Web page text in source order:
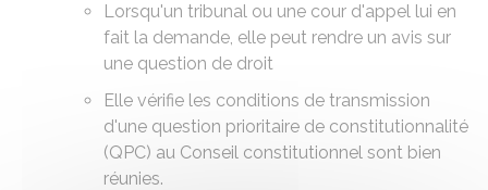
Lorsqu'un tribunal ou une cour d'appel lui en
fait la demande, elle peut rendre un avis sur
une question de droit
Elle vérifie les conditions de transmission
d'une question prioritaire de constitutionnalité
(QPC) au Conseil constitutionnel sont bien
réunies.